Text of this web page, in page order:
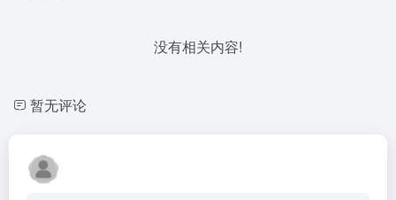
没有相关内容!
暂无评论